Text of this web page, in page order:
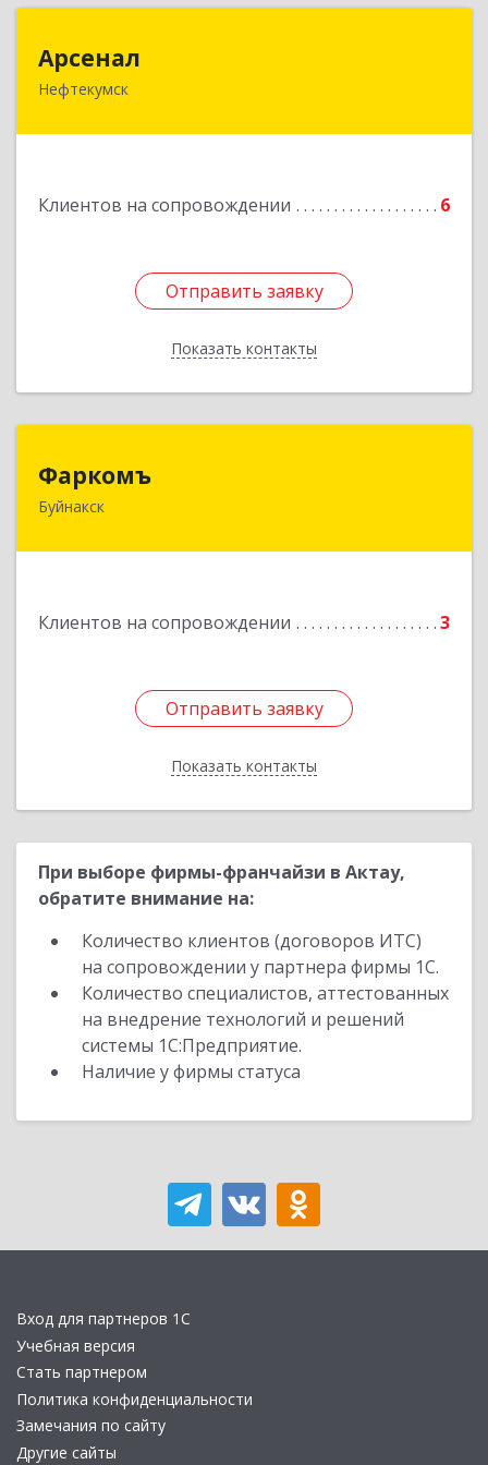
Арсенал
Нефтекумск
Клиентов на сопровождении 6
Отправить заявку
Показать контакты
Отправить заявку
Назад
Фаркомъ
Буйнакск
Клиентов на сопровождении 3
Отправить заявку
Показать контакты
Отправить заявку
Назад
При выборе фирмы-франчайзи в Актау,
обратите внимание на:
Количество клиентов (договоров ИТС)
на сопровождении у партнера фирмы 1С.
Количество специалистов, аттестованных
на внедрение технологий и решений
системы 1С:Предприятие.
Наличие у фирмы статуса
Вход для партнеров 1С
Учебная версия
Стать партнером
Политика конфиденциальности
Замечания по сайту
Другие сайты